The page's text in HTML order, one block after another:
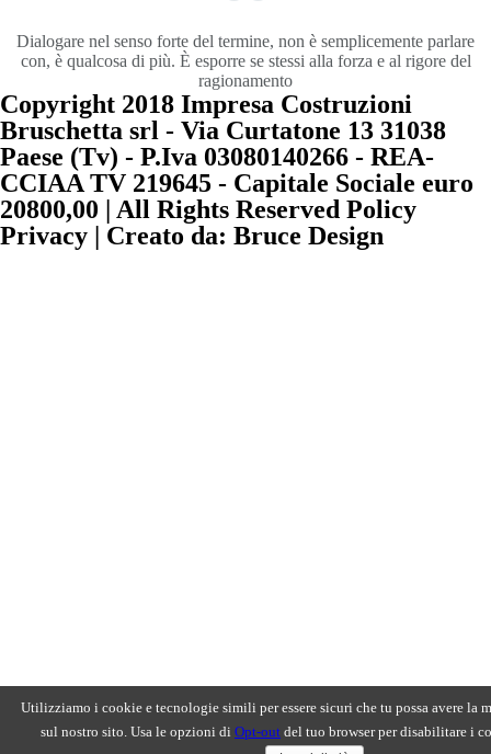
Dialogare nel senso forte del termine, non è semplicemente parlare
con, è qualcosa di più. È esporre se stessi alla forza e al rigore del
ragionamento
Copyright 2018 Impresa Costruzioni
Bruschetta srl - Via Curtatone 13 31038
Paese (Tv) - P.Iva 03080140266 - REA-
CCIAA TV 219645 - Capitale Sociale euro
20800,00 | All Rights Reserved Policy
Privacy | Creato da: Bruce Design
Utilizziamo i cookie e tecnologie simili per essere sicuri che tu possa avere la
sul nostro sito. Usa le opzioni di Opt-out del tuo browser per disabilitare i